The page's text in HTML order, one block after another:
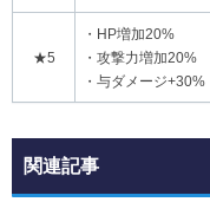
★5
・HP増加20%
・攻撃力増加20%
・与ダメージ+30%
関連記事